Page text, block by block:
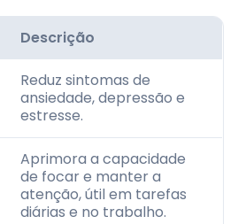
Descrição
Reduz sintomas de
ansiedade, depressão e
estresse.
Aprimora a capacidade
de focar e manter a
atenção, útil em tarefas
diárias e no trabalho.